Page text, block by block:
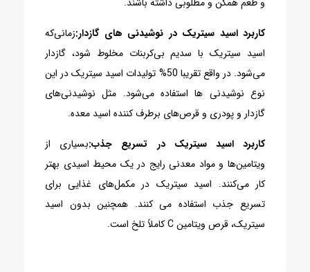
کاربرد اسید سیتریک در نوشیدنی های گازدار:زمانی‌که
اسید سیتریک با سدیم بی‌کربنات مخلوط شود، گازدار
می‌شود. در واقع تقریبا 50% تولیدات اسید سیتریک در این
نوع نوشیدنی­ ها استفاده می‌شود. مثل نوشیدنی‌های
گازدار و پودری و قرص‌های برطرف کننده اسید معده.
کاربرد اسید سیتریک در تسریع جذب:بسیاری از
ویتامین‌ها و مواد معدنی رایج در یک محیط اسیدی بهتر
کار می‌کنند. اسید سیتریک در مکمل‌های غذایی برای
تسریع جذب استفاده می‌ کنند. همچنین بدون اسید
سیتریک، قرص ویتامین C کاملاً تلخ است.